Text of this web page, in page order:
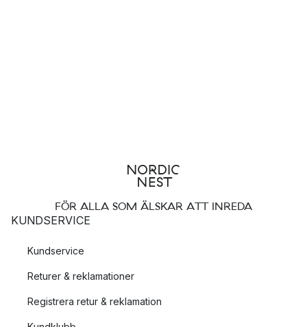
FÖR ALLA SOM ÄLSKAR ATT INREDA
KUNDSERVICE
Kundservice
Returer & reklamationer
Registrera retur & reklamation